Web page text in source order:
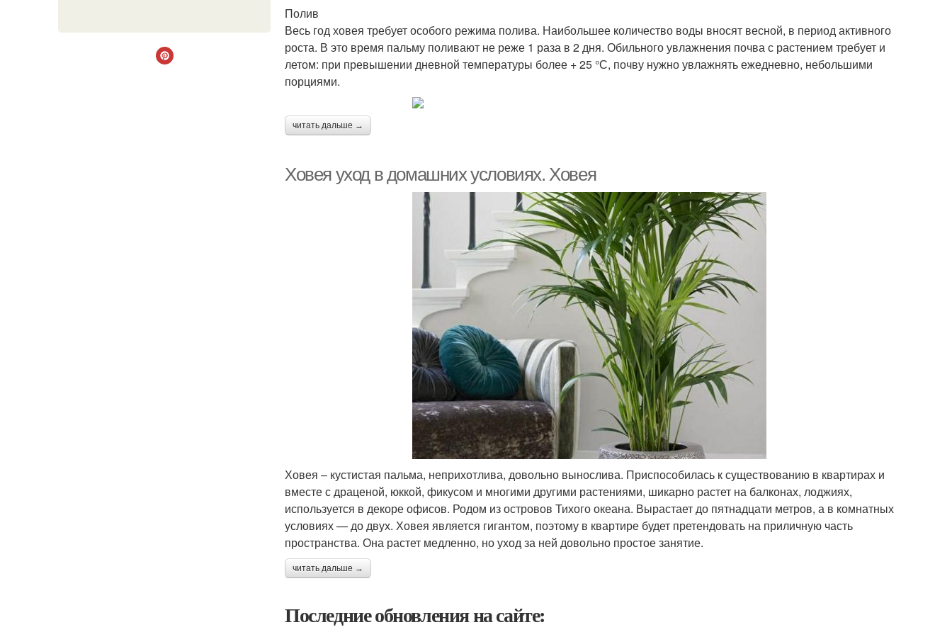
Полив
Весь год ховея требует особого режима полива. Наибольшее количество воды вносят весной, в период активного
роста. В это время пальму поливают не реже 1 раза в 2 дня. Обильного увлажнения почва с растением требует и
летом: при превышении дневной температуры более + 25 °С, почву нужно увлажнять ежедневно, небольшими
порциями.
читать дальше →
Ховея уход в домашних условиях. Ховея
Ховея – кустистая пальма, неприхотлива, довольно вынослива. Приспособилась к существованию в квартирах и
вместе с драценой, юккой, фикусом и многими другими растениями, шикарно растет на балконах, лоджиях,
используется в декоре офисов. Родом из островов Тихого океана. Вырастает до пятнадцати метров, а в комнатных
условиях — до двух. Ховея является гигантом, поэтому в квартире будет претендовать на приличную часть
пространства. Она растет медленно, но уход за ней довольно простое занятие.
читать дальше →
Последние обновления на сайте: